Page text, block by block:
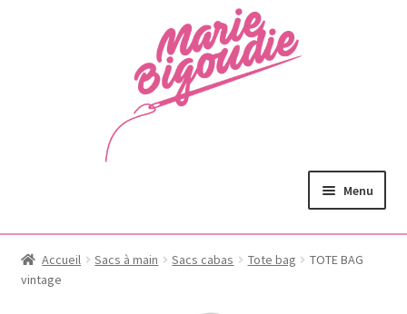
Menu
Accueil Sacs à main Sacs cabas Tote bag
TOTE BAG
vintage